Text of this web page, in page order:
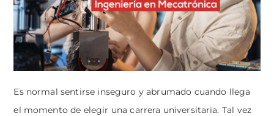
Es normal sentirse inseguro y abrumado cuando llega
el momento de elegir una carrera universitaria. Tal vez